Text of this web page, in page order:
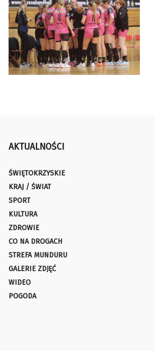
AKTUALNOŚCI
ŚWIĘTOKRZYSKIE
KRAJ / ŚWIAT
SPORT
KULTURA
ZDROWIE
CO NA DROGACH
STREFA MUNDURU
GALERIE ZDJĘĆ
WIDEO
POGODA